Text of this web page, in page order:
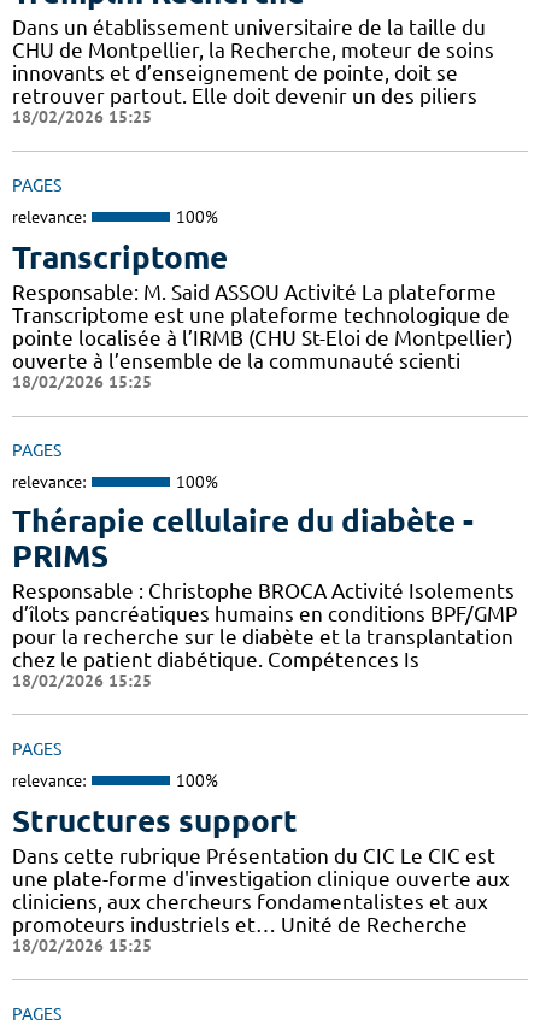
Dans un établissement universitaire de la taille du
CHU de Montpellier, la Recherche, moteur de soins
innovants et d’enseignement de pointe, doit se
retrouver partout. Elle doit devenir un des piliers
18/02/2026 15:25
PAGES
relevance: 100%
Transcriptome
Responsable: M. Said ASSOU Activité La plateforme
Transcriptome est une plateforme technologique de
pointe localisée à l’IRMB (CHU St-Eloi de Montpellier)
ouverte à l’ensemble de la communauté scienti
18/02/2026 15:25
PAGES
relevance: 100%
Thérapie cellulaire du diabète -
PRIMS
Responsable : Christophe BROCA Activité Isolements
d’îlots pancréatiques humains en conditions BPF/GMP
pour la recherche sur le diabète et la transplantation
chez le patient diabétique. Compétences Is
18/02/2026 15:25
PAGES
relevance: 100%
Structures support
Dans cette rubrique Présentation du CIC Le CIC est
une plate-forme d'investigation clinique ouverte aux
cliniciens, aux chercheurs fondamentalistes et aux
promoteurs industriels et… Unité de Recherche
18/02/2026 15:25
PAGES